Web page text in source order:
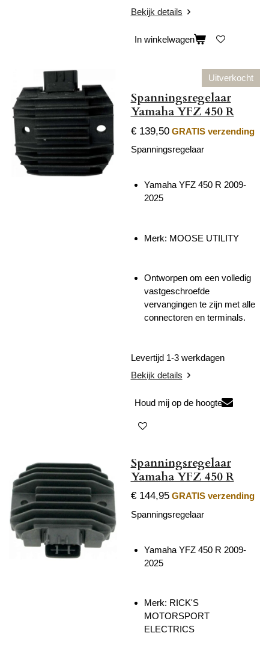
Bekijk details
In winkelwagen
Uitverkocht
Spanningsregelaar
Yamaha YFZ 450 R
€ 139,50 GRATIS verzending
Spanningsregelaar
Yamaha YFZ 450 R 2009-
2025
Merk: MOOSE UTILITY
Ontworpen om een volledig
vastgeschroefde
vervangingen te zijn met alle
connectoren en terminals.
Levertijd 1-3 werkdagen
Bekijk details
Houd mij op de hoogte
Spanningsregelaar
Yamaha YFZ 450 R
€ 144,95 GRATIS verzending
Spanningsregelaar
Yamaha YFZ 450 R 2009-
2025
Merk: RICK'S
MOTORSPORT
ELECTRICS